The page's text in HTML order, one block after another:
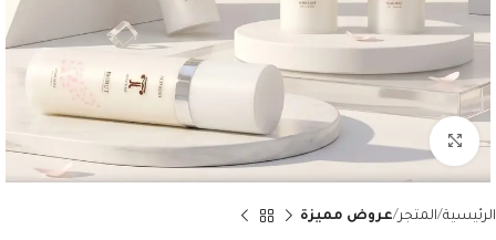
Click to enlarge
الرئيسية المتجر عروض مميزة